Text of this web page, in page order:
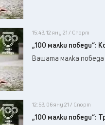
15:43, 12 яну 21 / Спорт
„100 малки победи“:
Вашата малка победа
12:53, 06 яну 21 / Спорт
„100 малки победи“: